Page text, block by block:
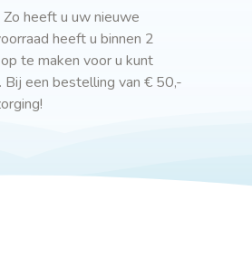
heeft u uw nieuwe
heeft u binnen 2
te maken voor u kunt
een bestelling van € 50,-